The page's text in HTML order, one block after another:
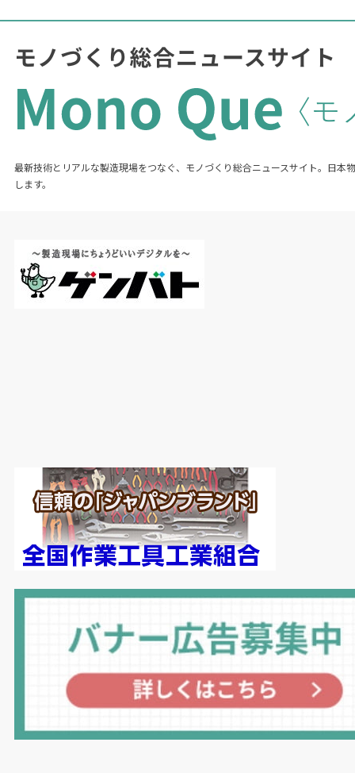
最新技術とリアルな製造現場をつなぐ、モノづくり総合ニュースサイト。日本
します。